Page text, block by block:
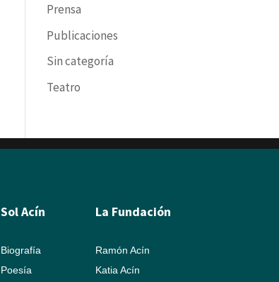
Prensa
Publicaciones
Sin categoría
Teatro
Sol Acín
Biografía
Poesía
La Fundación
Ramón Acín
Katia Acín